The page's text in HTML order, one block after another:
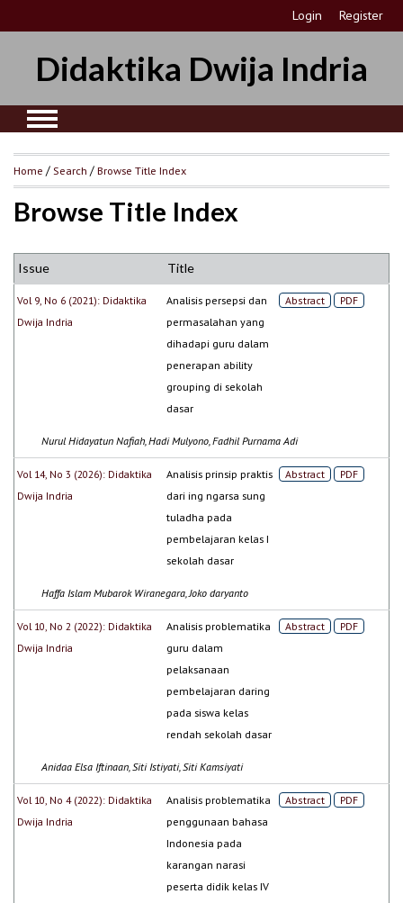
Login Register
Didaktika Dwija Indria
Home / Search /Browse Title Index
Browse Title Index
Issue Title
Vol 9, No 6 (2021): Didaktika
Dwija Indria
Analisis persepsi dan
permasalahan yang
dihadapi guru dalam
penerapan ability
grouping di sekolah
dasar
Abstract PDF
Nurul Hidayatun Nafiah, Hadi Mulyono, Fadhil Purnama Adi
Vol 14, No 3 (2026): Didaktika
Dwija Indria
Analisis prinsip praktis
dari ing ngarsa sung
tuladha pada
pembelajaran kelas I
sekolah dasar
Abstract PDF
Haffa Islam Mubarok Wiranegara, Joko daryanto
Vol 10, No 2 (2022): Didaktika
Dwija Indria
Analisis problematika
guru dalam
pelaksanaan
pembelajaran daring
pada siswa kelas
rendah sekolah dasar
Abstract PDF
Anidaa Elsa Iftinaan, Siti Istiyati, Siti Kamsiyati
Vol 10, No 4 (2022): Didaktika
Dwija Indria
Analisis problematika
penggunaan bahasa
Indonesia pada
karangan narasi
peserta didik kelas IV
Abstract PDF